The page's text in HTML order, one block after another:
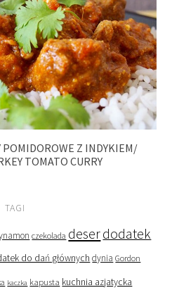
POMIDOROWE Z INDYKIEM/
TOMATO CURRY
TAGI
czekolada deserdodatek
do dań głównych dynia Gordon
kaczka kapusta kuchnia azjatycka